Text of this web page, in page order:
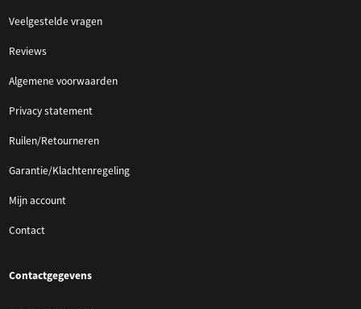
Veelgestelde vragen
Reviews
Algemene voorwaarden
Privacy statement
Ruilen/Retourneren
Garantie/Klachtenregeling
Mijn account
Contact
Contactgegevens